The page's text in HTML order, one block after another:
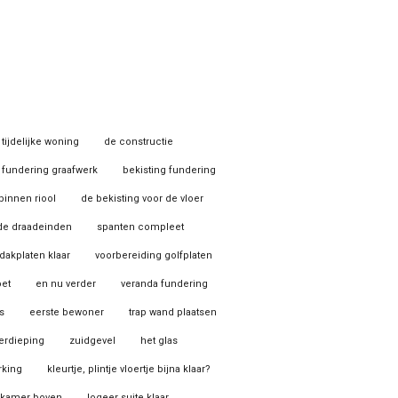
woning de constructie
fundering graafwerk bekisting fundering
riool de bekisting voor de vloer
draadeinden spanten compleet
klaar voorbereiding golfplaten
en nu verder veranda fundering
eerste bewoner trap wand plaatsen
zuidgevel het glas
kleurtje, plintje vloertje bijna klaar?